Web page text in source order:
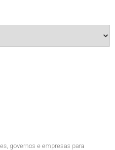
governos e empresas para